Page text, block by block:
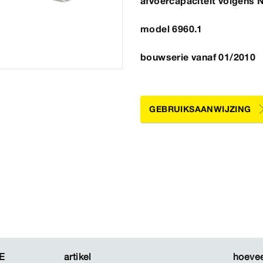
model 6960.1
bouwserie vanaf 01/2010
GEBRUIKSAANWIJZING
artikel
artikel